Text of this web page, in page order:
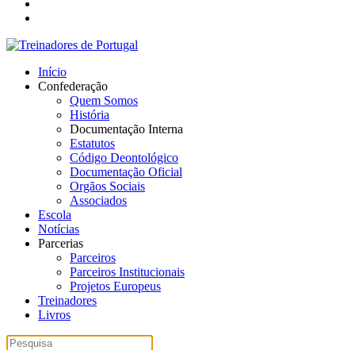
Início
Confederação
Quem Somos
História
Documentação Interna
Estatutos
Código Deontológico
Documentação Oficial
Orgãos Sociais
Associados
Escola
Notícias
Parcerias
Parceiros
Parceiros Institucionais
Projetos Europeus
Treinadores
Livros